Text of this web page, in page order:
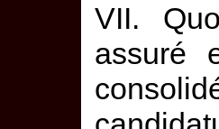
VII.
assuré